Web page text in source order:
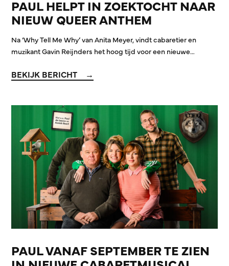
PAUL HELPT IN ZOEKTOCHT NAAR
NIEUW QUEER ANTHEM
Na ‘Why Tell Me Why’ van Anita Meyer, vindt cabaretier en
muzikant Gavin Reijnders het hoog tijd voor een nieuwe…
BEKIJK BERICHT
PAUL VANAF SEPTEMBER TE ZIEN